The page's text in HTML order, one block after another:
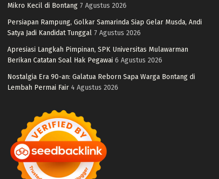
Mikro Kecil di Bontang 7 Agustus 2026
Persiapan Rampung, Golkar Samarinda Siap Gelar Musda, Andi
Satya Jadi Kandidat Tunggal 7 Agustus 2026
Apresiasi Langkah Pimpinan, SPK Universitas Mulawarman
Berikan Catatan Soal Hak Pegawai 6 Agustus 2026
Nostalgia Era 90-an: Galatua Reborn Sapa Warga Bontang di
Lembah Permai Fair 4 Agustus 2026